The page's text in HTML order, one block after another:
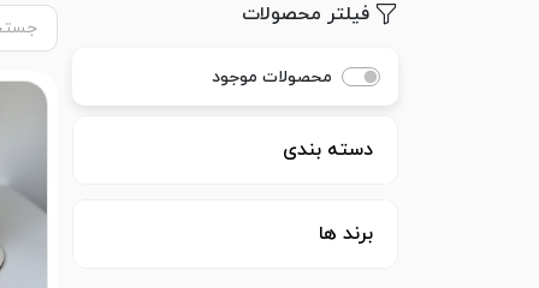
فیلتر محصولات
محصولات موجود
دسته بندی
برند ها